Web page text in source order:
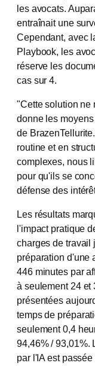
les avocats.
entraînait une
Cependant, avec
Playbook, les
réserve les
cas sur 4.
"Cette solution ne
donne les
de
routine et en
complexes, nous
pour qu'ils se
défense des
Les résultats
l'impact pratique
charges de travail
préparation d'une
446 minutes par
à seulement 24 et
présentées
temps de
seulement 0,4
94,46% / 93,01%.
par l'IA est